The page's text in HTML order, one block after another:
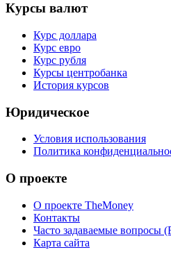
Курсы валют
Курс доллара
Курс евро
Курс рубля
Курсы центробанка
История курсов
Юридическое
Условия использования
Политика
О проекте
О проекте TheMoney
Контакты
Часто задаваемые вопросы
Карта сайта